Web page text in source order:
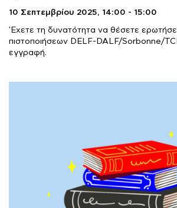
10 Σεπτεμβρίου 2025, 14:00 - 15:00
'Εχετε τη δυνατότητα να θέσετε
πιστοποιήσεων DELF-DALF/Sorbonne/
εγγραφή.